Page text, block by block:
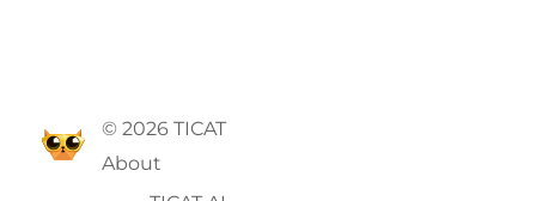
© 2026 TICAT
About